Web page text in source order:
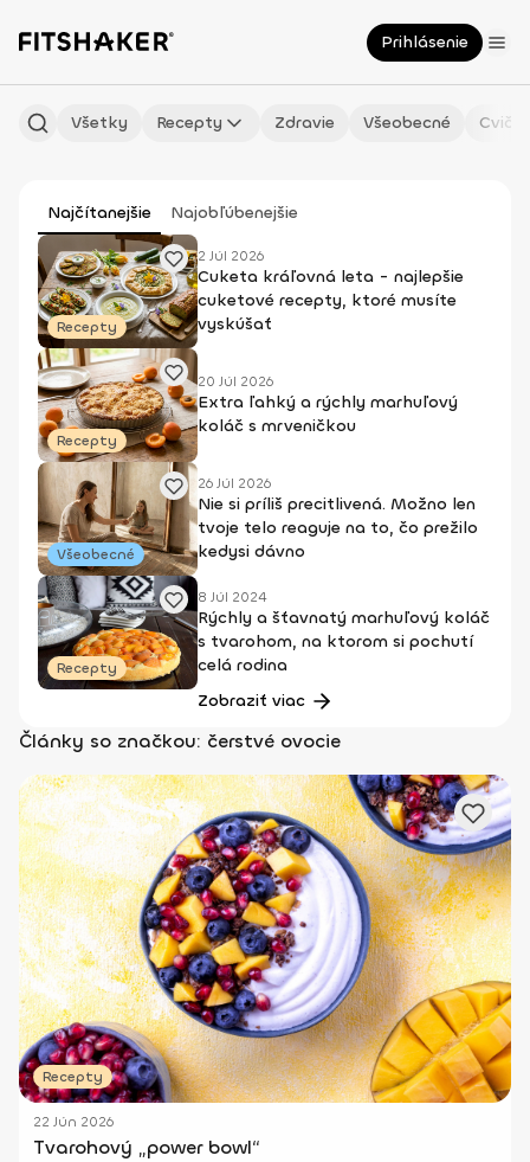
Prihlásenie
Všetky Recepty Zdravie Všeobecné
Najčítanejšie Najobľúbenejšie
Recepty
2 Júl 2026
Cuketa kráľovná leta - najlepšie
cuketové recepty, ktoré musíte
vyskúšať
Recepty
20 Júl 2026
Extra ľahký a rýchly marhuľový
koláč s mrveničkou
Všeobecné
26 Júl 2026
Nie si príliš precitlivená. Možno len
tvoje telo reaguje na to, čo prežilo
kedysi dávno
Recepty
8 Júl 2024
Rýchly a šťavnatý marhuľový koláč
s tvarohom, na ktorom si pochutí
celá rodina
Zobraziť viac
Články so značkou: čerstvé ovocie
Recepty
22 Jún 2026
Tvarohový „power bowl“